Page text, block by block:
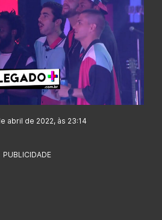
abril de 2022, às 23:14
PUBLICIDADE